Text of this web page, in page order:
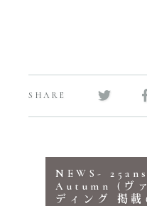
SHARE
NEWS-
Autumn (ヴ
ディング 掲載